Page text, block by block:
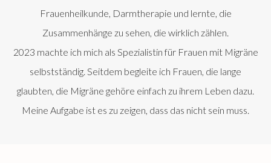
Frauenheilkunde, Darmtherapie und lernte, die
Zusammenhänge zu sehen, die wirklich zählen.
2023 machte ich mich als Spezialistin für Frauen mit Migräne
selbstständig. Seitdem begleite ich Frauen, die lange
glaubten, die Migräne gehöre einfach zu ihrem Leben dazu.
Meine Aufgabe ist es zu zeigen, dass das nicht sein muss.